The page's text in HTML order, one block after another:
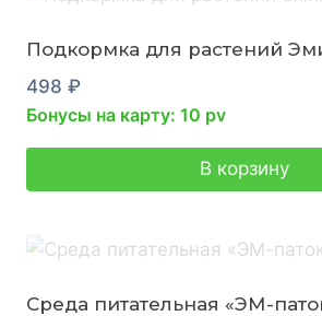
Подкормка для растений
498 ₽
Бонусы на карту: 10 pv
В корзину
Среда питательная «ЭМ-